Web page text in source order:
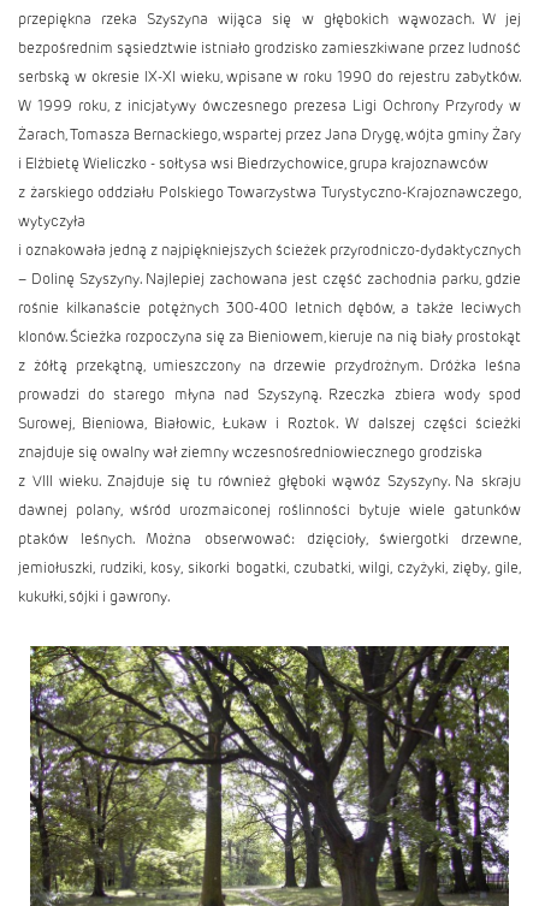
przepiękna rzeka Szyszyna wijąca się w głębokich wąwozach. W jej
bezpośrednim sąsiedztwie istniało grodzisko zamieszkiwane przez ludność
serbską w okresie IX-XI wieku, wpisane w roku 1990 do rejestru zabytków.
W 1999 roku, z inicjatywy ówczesnego prezesa Ligi Ochrony Przyrody w
Żarach, Tomasza Bernackiego, wspartej przez Jana Drygę, wójta gminy Żary
i Elżbietę Wieliczko - sołtysa wsi Biedrzychowice, grupa krajoznawców
z żarskiego oddziału Polskiego Towarzystwa Turystyczno-Krajoznawczego,
wytyczyła
i oznakowała jedną z najpiękniejszych ścieżek przyrodniczo-dydaktycznych
– Dolinę Szyszyny. Najlepiej zachowana jest część zachodnia parku, gdzie
rośnie kilkanaście potężnych 300-400 letnich dębów, a także leciwych
klonów. Ścieżka rozpoczyna się za Bieniowem, kieruje na nią biały prostokąt
z żółtą przekątną, umieszczony na drzewie przydrożnym. Dróżka leśna
prowadzi do starego młyna nad Szyszyną. Rzeczka zbiera wody spod
Surowej, Bieniowa, Białowic, Łukaw i Roztok. W dalszej części ścieżki
znajduje się owalny wał ziemny wczesnośredniowiecznego grodziska
z VIII wieku. Znajduje się tu również głęboki wąwóz Szyszyny. Na skraju
dawnej polany, wśród urozmaiconej roślinności bytuje wiele gatunków
ptaków leśnych. Można obserwować: dzięcioły, świergotki drzewne,
jemiołuszki, rudziki, kosy, sikorki bogatki, czubatki, wilgi, czyżyki, zięby, gile,
kukułki, sójki i gawrony.